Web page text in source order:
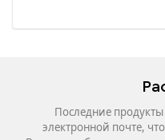
Последние
электронной почте,